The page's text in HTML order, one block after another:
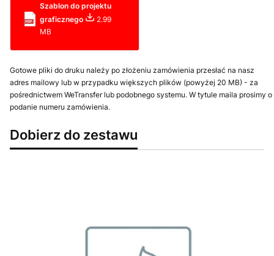
Szablon do projektu
graficznego
2.99
MB
Gotowe pliki do druku należy po złożeniu zamówienia przesłać na nasz
adres mailowy lub w przypadku większych plików (powyżej 20 MB) - za
pośrednictwem WeTransfer lub podobnego systemu. W tytule maila prosimy o
podanie numeru zamówienia.
Dobierz do zestawu